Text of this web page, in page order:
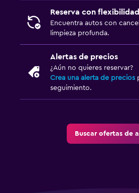
Reserva con flexibilidad
Encuentra autos con
limpieza profunda.
Alertas de precios
¿Aún no quieres reservar?
Crea una alerta de precios
seguimiento.
Buscar ofertas de